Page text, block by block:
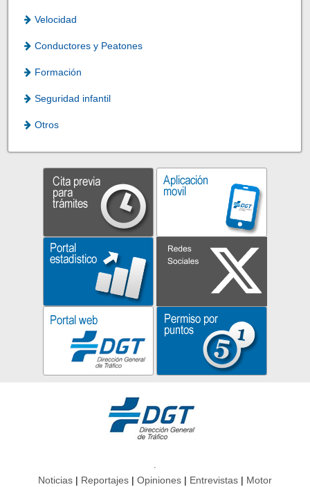
Velocidad
Conductores y Peatones
Formación
Seguridad infantil
Otros
Noticias Reportajes Opiniones Entrevistas Motor